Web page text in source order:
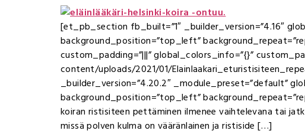
[et_pb_section fb_built=”1″ _builder_version=”4.16″
background_position=”top_left”
custom_padding=”|||” global_colors_info=”{}”
content/uploads/2021/01/
_builder_version=”4.20.2″ _module_preset=”default”
background_position=”top_left”
koiran ristisiteen pettäminen ilmenee vaihtelevana tai
missä polven kulma on vääränlainen ja ristiside […]